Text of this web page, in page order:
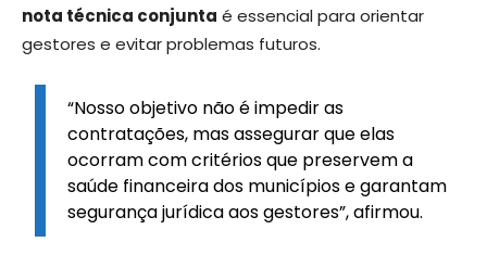
nota técnica conjunta é essencial para orientar
gestores e evitar problemas futuros.
“Nosso objetivo não é impedir as
contratações, mas assegurar que elas
ocorram com critérios que preservem a
saúde financeira dos municípios e garantam
segurança jurídica aos gestores”, afirmou.